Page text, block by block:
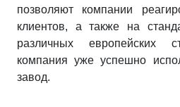
позволяют компании
клиентов, а также на
различных европейских
компания уже успешно
завод.